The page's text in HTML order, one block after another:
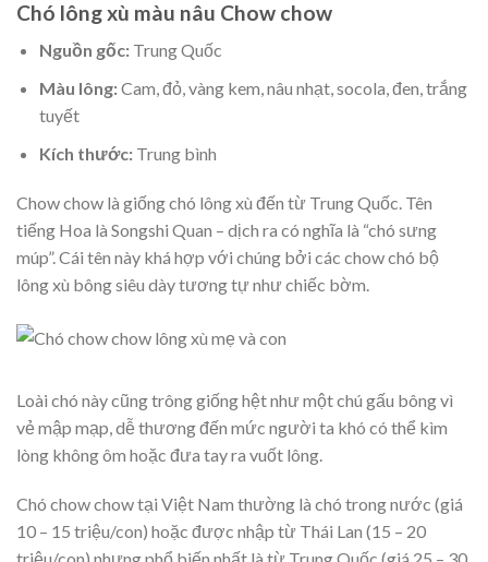
Chó lông xù màu nâu Chow chow
Nguồn gốc:Trung Quốc
Màu lông:Cam, đỏ, vàng kem, nâu nhạt, socola, đen, trắng
tuyết
Kích thước:Trung bình
Chow chow là giống chó lông xù đến từ Trung Quốc. Tên
tiếng Hoa là Songshi Quan – dịch ra có nghĩa là “chó sưng
múp”. Cái tên này khá hợp với chúng bởi các chow chó bộ
lông xù bông siêu dày tương tự như chiếc bờm.
Loài chó này cũng trông giống hệt như một chú gấu bông vì
vẻ mập mạp, dễ thương đến mức người ta khó có thể kìm
lòng không ôm hoặc đưa tay ra vuốt lông.
Chó chow chow tại Việt Nam thường là chó trong nước (giá
10 – 15 triệu/con) hoặc được nhập từ Thái Lan (15 – 20